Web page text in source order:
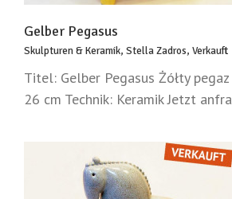
Gelber Pegasus
Skulpturen & Keramik, Stella Zadros, Verkauft
Titel: Gelber Pegasus Żółty
26 cm Technik: Keramik Jetzt